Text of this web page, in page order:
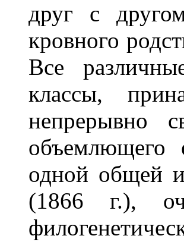
друг с
кровного
Все
классы,
непрерывно
объемлющего
одной общей
(1866 г.),